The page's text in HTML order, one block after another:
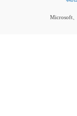
Microsoft